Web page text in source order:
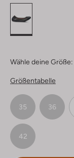
Wähle deine Größe:
Größentabelle
35 36
42